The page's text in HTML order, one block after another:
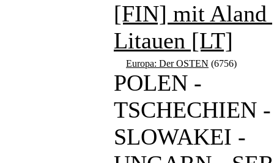
[FIN] mit
Litauen [LT]
Europa: Der OSTEN (6756)
POLEN -
TSCHECHIEN -
SLOWAKEI -